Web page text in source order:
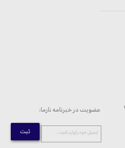
:عضویت در خبرنامه نارما
ثبت ...ایمیل خود را وارد کنید